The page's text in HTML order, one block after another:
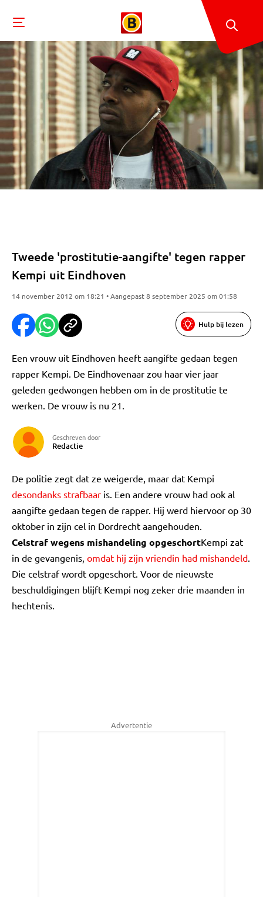
Tweede 'prostitutie-aangifte' tegen rapper
Kempi uit Eindhoven
14 november 2012 om 18:21 • Aangepast 8 september 2025 om 01:58
Hulp bij lezen
Een vrouw uit Eindhoven heeft aangifte gedaan tegen
rapper Kempi. De Eindhovenaar zou haar vier jaar
geleden gedwongen hebben om in de prostitutie te
werken. De vrouw is nu 21.
Geschreven door
Redactie
De politie zegt dat ze weigerde, maar dat Kempi
desondanks strafbaar is. Een andere vrouw had ook al
aangifte gedaan tegen de rapper. Hij werd hiervoor op 30
oktober in zijn cel in Dordrecht aangehouden.
Celstraf wegens mishandeling opgeschortKempi zat
in de gevangenis, omdat hij zijn vriendin had mishandeld.
Die celstraf wordt opgeschort. Voor de nieuwste
beschuldigingen blijft Kempi nog zeker drie maanden in
hechtenis.
Advertentie